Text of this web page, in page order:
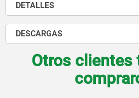
DETALLES
DESCARGAS
Otros clientes